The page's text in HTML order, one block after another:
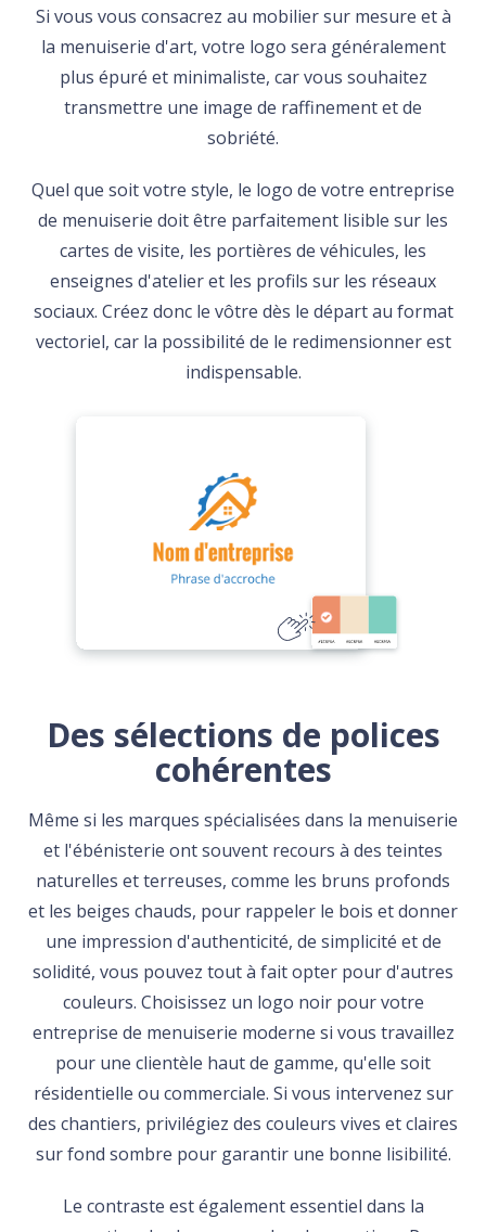
Si vous vous consacrez au mobilier sur mesure et à
la menuiserie d'art, votre logo sera généralement
plus épuré et minimaliste, car vous souhaitez
transmettre une image de raffinement et de
sobriété.
Quel que soit votre style, le logo de votre entreprise
de menuiserie doit être parfaitement lisible sur les
cartes de visite, les portières de véhicules, les
enseignes d'atelier et les profils sur les réseaux
sociaux. Créez donc le vôtre dès le départ au format
vectoriel, car la possibilité de le redimensionner est
indispensable.
Des sélections de polices
cohérentes
Même si les marques spécialisées dans la menuiserie
et l'ébénisterie ont souvent recours à des teintes
naturelles et terreuses, comme les bruns profonds
et les beiges chauds, pour rappeler le bois et donner
une impression d'authenticité, de simplicité et de
solidité, vous pouvez tout à fait opter pour d'autres
couleurs. Choisissez un logo noir pour votre
entreprise de menuiserie moderne si vous travaillez
pour une clientèle haut de gamme, qu'elle soit
résidentielle ou commerciale. Si vous intervenez sur
des chantiers, privilégiez des couleurs vives et claires
sur fond sombre pour garantir une bonne lisibilité.
Le contraste est également essentiel dans la